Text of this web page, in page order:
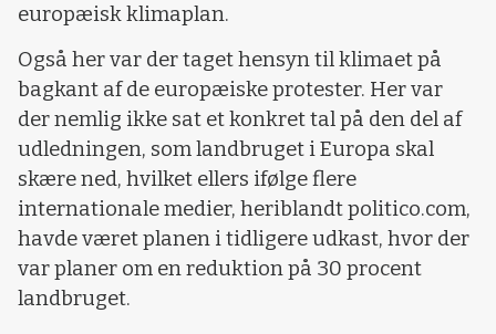
europæisk klimaplan.
Også her var der taget hensyn til klimaet på
bagkant af de europæiske protester. Her var
der nemlig ikke sat et konkret tal på den del af
udledningen, som landbruget i Europa skal
skære ned, hvilket ellers ifølge flere
internationale medier, heriblandt politico.com,
havde været planen i tidligere udkast, hvor der
var planer om en reduktion på 30 procent
landbruget.